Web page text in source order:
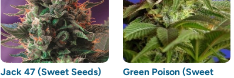
Jack 47 (Sweet Seeds)
Green Poison (Sweet